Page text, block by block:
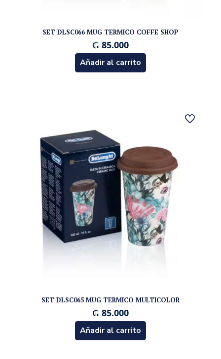
SET DLSC066 MUG TERMICO COFFE SHOP
₲ 85.000
Añadir al carrito
SET DLSC065 MUG TERMICO MULTICOLOR
₲ 85.000
Añadir al carrito